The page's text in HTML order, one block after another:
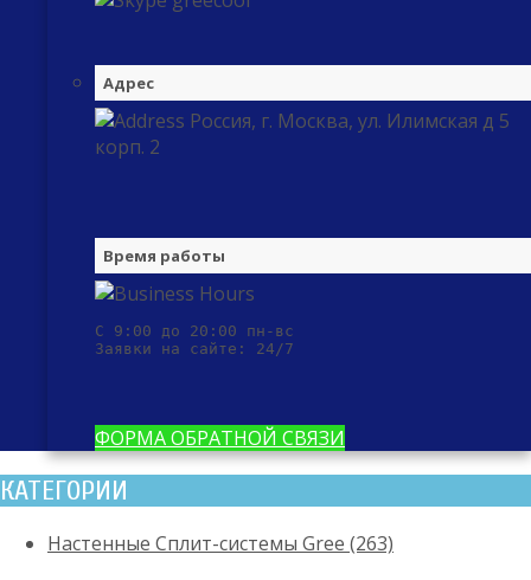
Адрес
Россия, г. Москва, ул. Илимская д 5
корп. 2
Время работы
С 9:00 до 20:00 пн-вс
Заявки на сайте: 24/7
ФОРМА ОБРАТНОЙ СВЯЗИ
КАТЕГОРИИ
Настенные Сплит-системы Gree (263)